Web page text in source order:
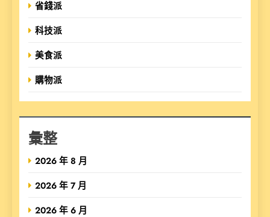
省錢派
科技派
美食派
購物派
彙整
2026 年 8 月
2026 年 7 月
2026 年 6 月